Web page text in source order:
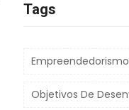
Tags
Empreendedorismo
Objetivos De